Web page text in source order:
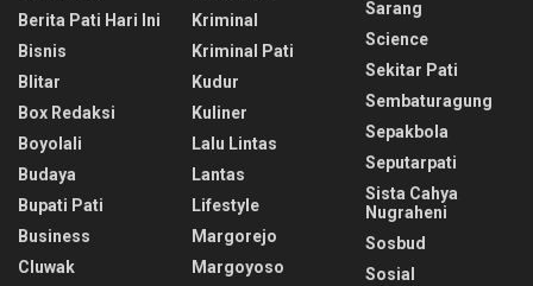
Berita Pati Hari Ini
Bisnis
Blitar
Box Redaksi
Boyolali
Budaya
Bupati Pati
Business
Cluwak
Kriminal
Kriminal Pati
Kudur
Kuliner
Lalu Lintas
Lantas
Lifestyle
Margorejo
Margoyoso
Sarang
Science
Sekitar Pati
Sembaturagung
Sepakbola
Seputarpati
Sista Cahya
Nugraheni
Sosbud
Sosial